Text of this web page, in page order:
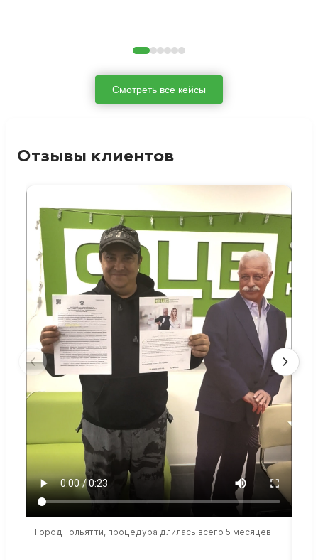
Смотреть все кейсы
Отзывы клиентов
Город Тольятти, процедура длилась всего 5 месяцев